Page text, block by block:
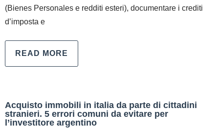
(Bienes Personales e redditi esteri), documentare i crediti
d’imposta e
READ MORE
Acquisto immobili in italia da parte di cittadini
stranieri. 5 errori comuni da evitare per
l’investitore argentino